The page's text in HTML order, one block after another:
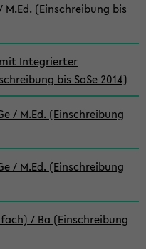
(Einschreibung bis
mit Integrierter
bis SoSe 2014)
/ M.Ed. (Einschreibung
/ M.Ed. (Einschreibung
/ Ba (Einschreibung